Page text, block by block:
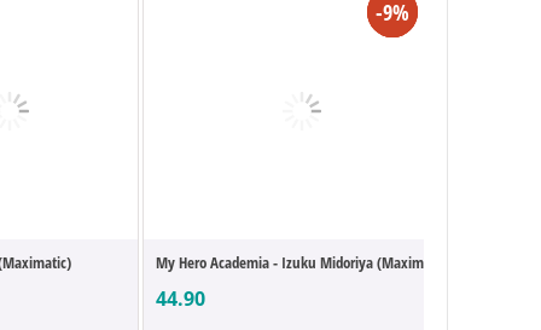
My Hero Academia - Izuku Midoriya (Maxima...
44.90
-3%
-3%
-9%